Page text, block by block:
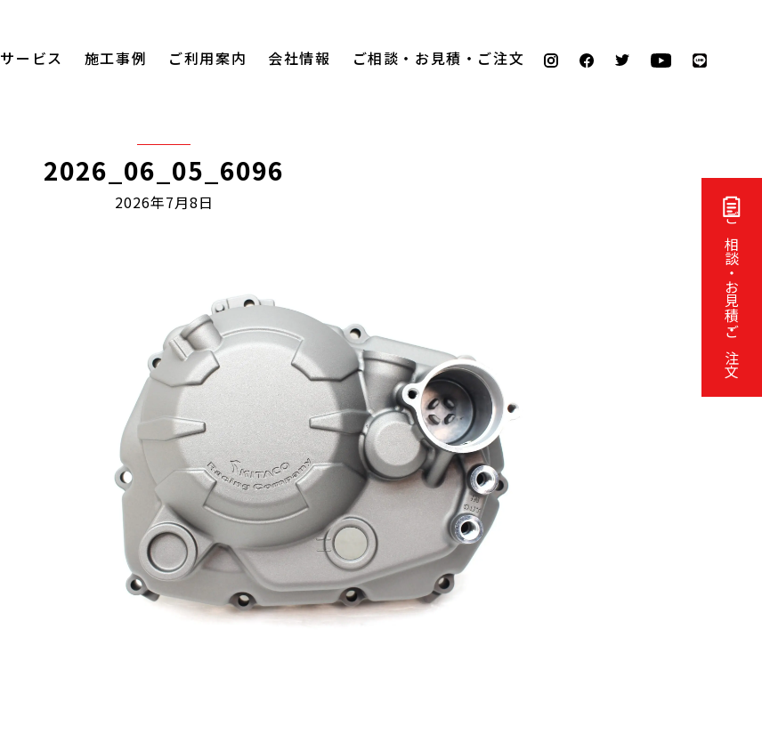
ご相談・お見積・ご注文
サービス 施工事例 ご利用案内 会社情報 ご相談・お見積・ご注文
2026_06_05_6096
2026年7月8日